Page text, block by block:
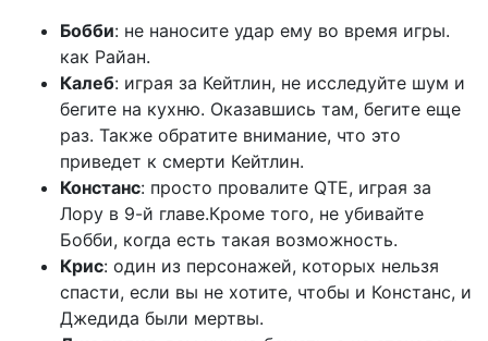
Бобби: не наносите удар ему во время игры.
как Райан.
Калеб: играя за Кейтлин, не исследуйте шум и
бегите на кухню. Оказавшись там, бегите еще
раз. Также обратите внимание, что это
приведет к смерти Кейтлин.
Констанс: просто провалите QTE, играя за
Лору в 9-й главе.Кроме того, не убивайте
Бобби, когда есть такая возможность.
Крис: один из персонажей, которых нельзя
спасти, если вы не хотите, чтобы и Констанс, и
Джедида были мертвы.